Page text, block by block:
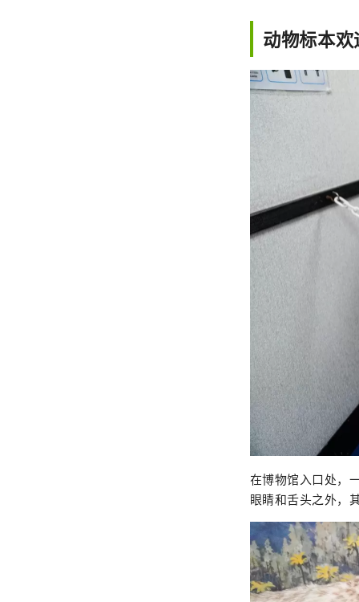
动物标本欢
在博物馆入口处，
眼睛和舌头之外，